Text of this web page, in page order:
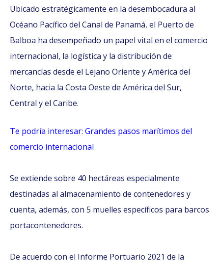
Ubicado estratégicamente en la desembocadura al
Océano Pacífico del Canal de Panamá, el Puerto de
Balboa ha desempeñado un papel vital en el comercio
internacional, la logística y la distribución de
mercancías desde el Lejano Oriente y América del
Norte, hacia la Costa Oeste de América del Sur,
Central y el Caribe.
Te podría interesar: Grandes pasos marítimos del
comercio internacional
Se extiende sobre 40 hectáreas especialmente
destinadas al almacenamiento de contenedores y
cuenta, además, con 5 muelles específicos para barcos
portacontenedores.
De acuerdo con el Informe Portuario 2021 de la